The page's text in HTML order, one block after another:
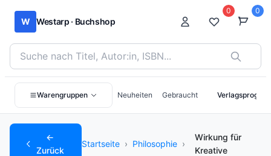
W Westarp · Buchshop
Bücher suchen nach Titel, Autor:in oder ISBN
0 0
Warengruppen Neuheiten Gebraucht
←
Zurück
Startseite › Philosophie ›
Wirkung für
Kreative